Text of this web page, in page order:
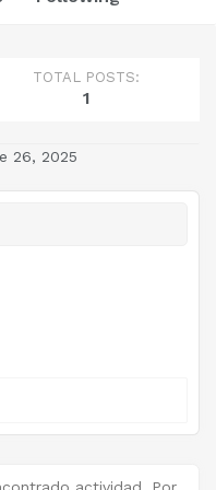
TOTAL POSTS:
1
26, 2025
actividad. Por